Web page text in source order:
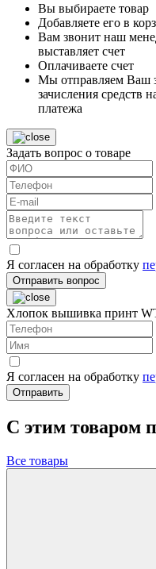
Вы выбираете товар
Добавляете его в
Вам звонит наш
выставляет счет
Оплачиваете счет
Мы отправляем Ваш
зачисления средств
платежа
Задать вопрос о товаре
Я согласен на обработку
Отправить вопрос
Хлопок вышивка принт
Я согласен на обработку
Отправить
C этим товаром
Все товары